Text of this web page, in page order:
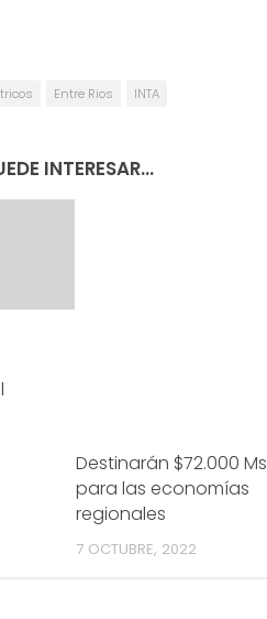
Entre Rios INTA
INTERESAR...
Destinarán $72.000 Ms
para las economías
regionales
7 OCTUBRE, 2022